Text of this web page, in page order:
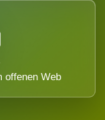
offenen Web